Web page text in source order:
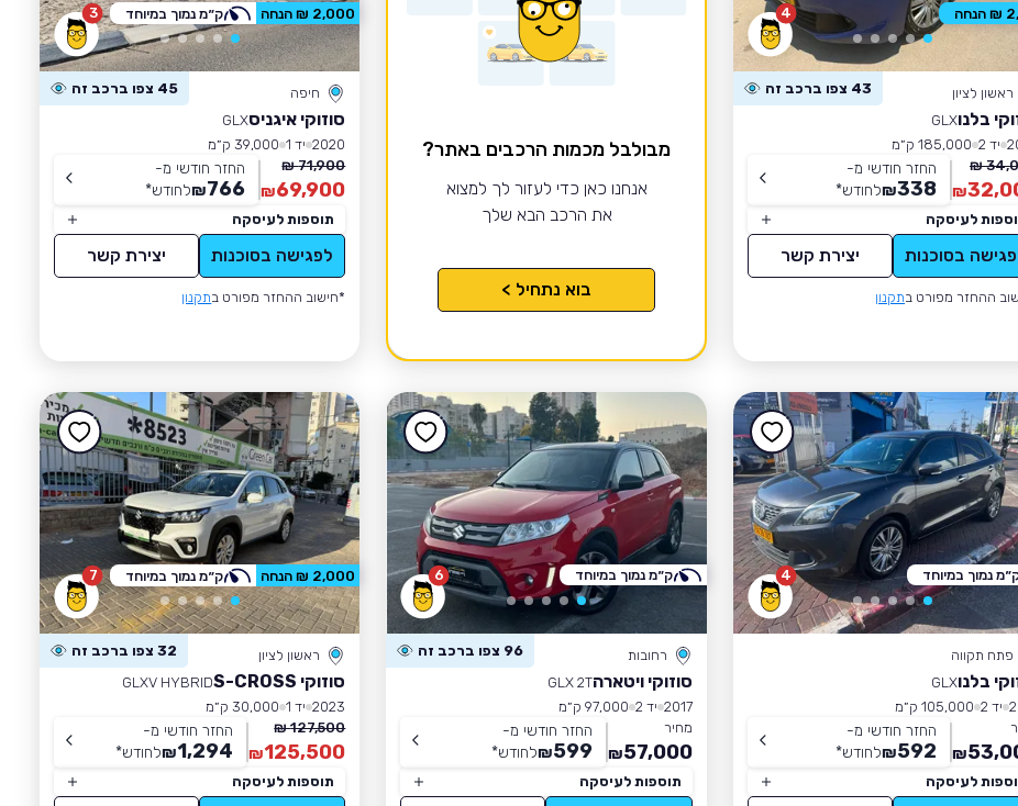
4
ראשון לציון 43 צפו ברכב זה
בלנוGLX
יד 2
185,000 ק״מ
₪
החזר חודשי מ-
338
₪לחודש*
לעיסקה
בסוכנות יצירת קשר
ההחזר מפורט בתקנון
מבולבל מכמות הרכבים באתר?
אנחנו כאן כדי לעזור לך למצוא
את הרכב הבא שלך
בוא נתחיל >
3
חיפה 45 צפו ברכב זה
סוזוקי איגניסGLX
2020 יד 1
39,000 ק״מ
71,900 ₪
69,900
₪
החזר חודשי מ-
766
₪לחודש*
תוספות לעיסקה
לפגישה בסוכנות יצירת קשר
*חישוב ההחזר מפורט בתקנון
2,000 ₪ הנחה ק״מ נמוך במיוחד
4
פתח תקווה
בלנוGLX
יד 2
105,000 ק״מ
₪
החזר חודשי מ-
592
₪לחודש*
לעיסקה
נמוך במיוחד 6
רחובות 96 צפו ברכב זה
סוזוקי ויטארהGLX 2T
2017 יד 2
97,000 ק״מ
מחיר
57,000
₪
החזר חודשי מ-
599
₪לחודש*
תוספות לעיסקה
ק״מ נמוך במיוחד 7
ראשון לציון 32 צפו ברכב זה
סוזוקי S-CROSS
GLXV HYBRID
2023 יד 1
30,000 ק״מ
127,500 ₪
125,500
₪
החזר חודשי מ-
1,294
₪לחודש*
תוספות לעיסקה
2,000 ₪ הנחה ק״מ נמוך במיוחד